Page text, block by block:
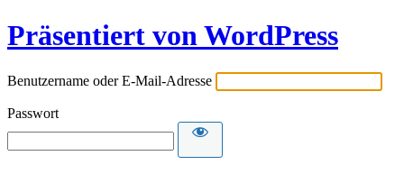
Präsentiert von WordPress
Benutzername oder E-Mail-Adresse
Passwort